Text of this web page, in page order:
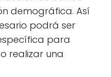
demográfica. Así
podrá ser
para
realizar una